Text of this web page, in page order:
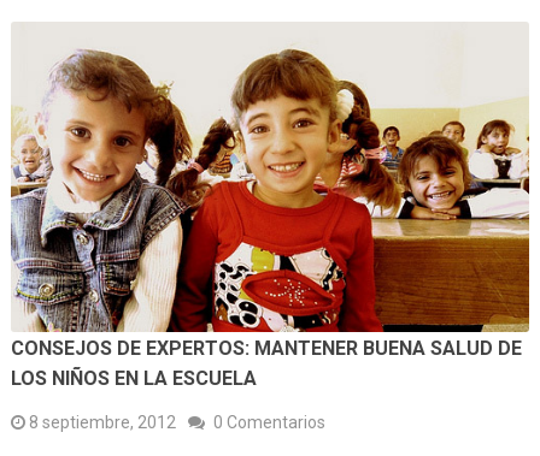
CONSEJOS DE EXPERTOS: MANTENER BUENA SALUD DE
LOS NIÑOS EN LA ESCUELA
8 septiembre, 2012 0 Comentarios